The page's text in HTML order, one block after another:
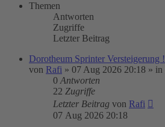
Themen
Antworten
Zugriffe
Letzter Beitrag
Dorotheum Sprinter Versteigerung !
von Rafi » 07 Aug 2026 20:18 » in
0 Antworten
22 Zugriffe
Letzter Beitrag von Rafi
07 Aug 2026 20:18